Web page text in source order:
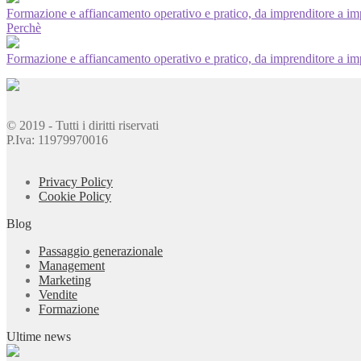
Formazione e affiancamento operativo e pratico, da imprenditore a
Perchè
Formazione e affiancamento operativo e pratico, da imprenditore a
© 2019 - Tutti i diritti riservati
P.Iva: 11979970016
Privacy Policy
Cookie Policy
Blog
Passaggio generazionale
Management
Marketing
Vendite
Formazione
Ultime news